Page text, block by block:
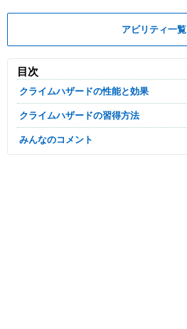
アビリティ一覧
目次
クライムハザードの性能と効果
クライムハザードの習得方法
みんなのコメント